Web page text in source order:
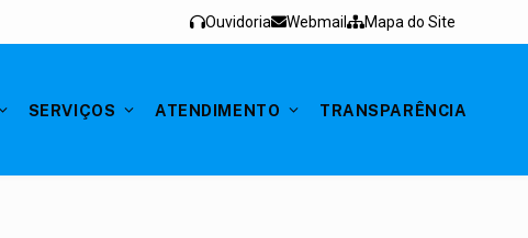
Ouvidoria Webmail Mapa do Site
SERVIÇOS ATENDIMENTO TRANSPARÊNCIA